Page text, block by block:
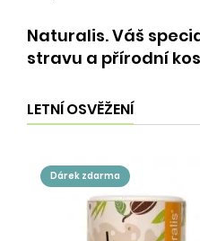
Naturalis. Váš
stravu a přírodní
LETNÍ OSVĚŽENÍ
dárek zdarma